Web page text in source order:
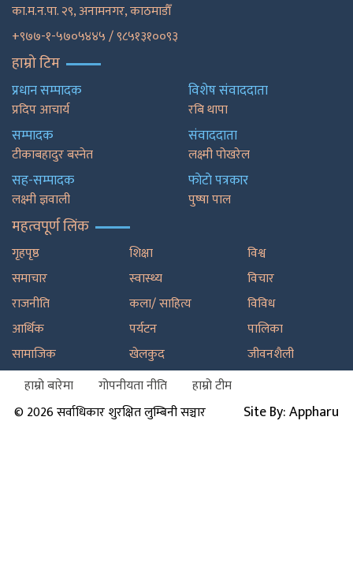
का.म.न.पा. २९, अनामनगर, काठमाडाैँ
+९७७-१-५७०५४४५ / ९८५१३१००९३
हाम्रो टिम
प्रधान सम्पादक
प्रदिप आचार्य
सम्पादक
टीकाबहादुर बस्नेत
सह-सम्पादक
लक्ष्मी ज्ञवाली
विशेष संवाददाता
रबि थापा
संवाददाता
लक्ष्मी पोखरेल
फाेटाे पत्रकार
पुष्षा पाल
महत्वपूर्ण लिंक
गृहपृष्ठ
समाचार
राजनीति
आर्थिक
सामाजिक
शिक्षा
स्वास्थ्य
कला/ साहित्य
पर्यटन
खेलकुद
विश्व
विचार
विविध
पालिका
जीवनशैली
हाम्रो बारेमा
गोपनीयता नीति
हाम्रो टीम
© 2026 सर्वाधिकार शुरक्षित लुम्बिनी सञ्चार
Site By: Appharu